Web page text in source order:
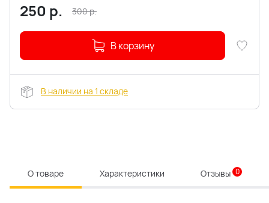
250 р. 300р.
В корзину
В наличии на 1 складе
О товаре Характеристики Отзывы 0